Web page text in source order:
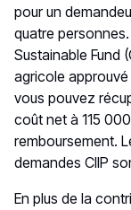
pour un
quatre
Sustainable Fund
agricole
vous pouvez
coût net à 115
remboursement.
demandes CIIP
En plus de la